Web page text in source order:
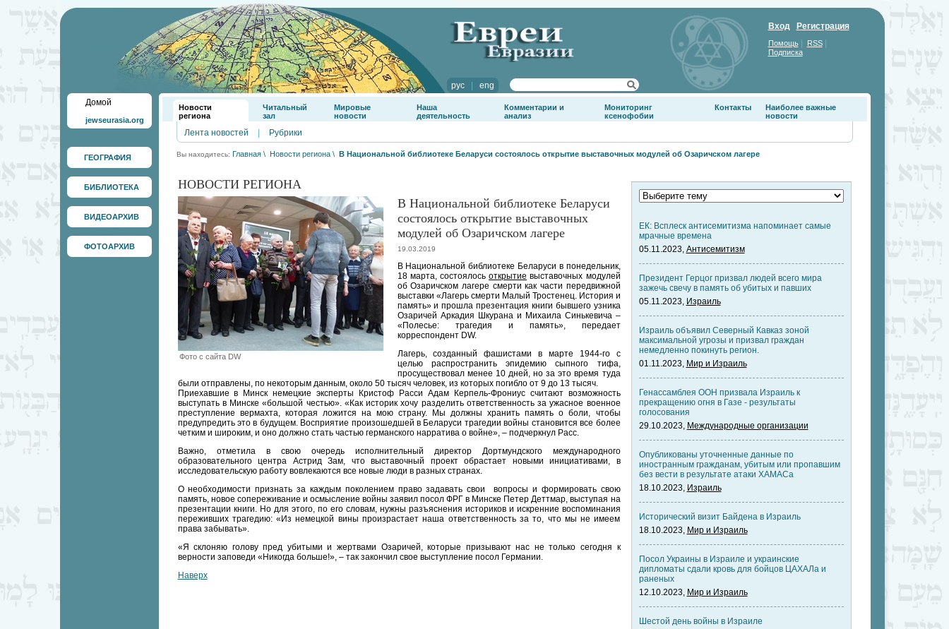
рус| eng
Вход Регистрация
Помощь| RSS|
Подписка
Домой
jewseurasia.org
ГЕОГРАФИЯ
БИБЛИОТЕКА
ВИДЕОАРХИВ
ФОТОАРХИВ
Новости
региона
Читальный
зал
Мировые
новости
Наша
деятельность
Комментарии и
анализ
Мониторинг
ксенофобии
Контакты
Наиболее важные
новости
Лента новостей Рубрики
Вы находитесь: Главная \ Новости региона \ В Национальной библиотеке Беларуси состоялось открытие выставочных модулей об Озаричском лагере
НОВОСТИ РЕГИОНА
Фото с сайта DW
В Национальной библиотеке Беларуси
состоялось открытие выставочных
модулей об Озаричском лагере
19.03.2019
В Национальной библиотеке Беларуси в понедельник,
18 марта, состоялосьоткрытие выставочных модулей
об Озаричском лагере смерти как части передвижной
выставки «Лагерь смерти Малый Тростенец. История и
память» и прошла презентация книги бывшего узника
Озаричей Аркадия Шкурана и Михаила Синькевича –
«Полесье: трагедия и память», передает
корреспондент DW.
Лагерь, созданный фашистами в марте 1944-го с
целью распространить эпидемию сыпного тифа,
просуществовал менее 10 дней, но за это время туда
были отправлены, по некоторым данным, около 50 тысяч человек, из которых погибло от 9 до 13 тысяч.
Приехавшие в Минск немецкие эксперты Кристоф Расси Адам Керпель-Фрониус считают возможность
выступать в Минске «большой честью». «Как историк хочу разделить ответственность за ужасное военное
преступление вермахта, которая ложится на мою страну. Мы должны хранить память о боли, чтобы
предупредить это в будущем. Восприятие произошедшей в Беларуси трагедии войны становится все более
четким и широким, и оно должно стать частью германского нарратива о войне», – подчеркнул Расс.
Важно, отметила в свою очередь исполнительный директор Дортмундского международного
образовательного центра Астрид Зам, что выставочный проект обрастает новыми инициативами, в
исследовательскую работу вовлекаются все новые люди в разных странах.
О необходимости признать за каждым поколением право задавать свои вопросы и формировать свою
память, новое сопереживание и осмысление войны заявил посол ФРГ в Минске Петер Деттмар, выступая на
презентации книги. Но для этого, по его словам, нужны разъяснения историков и искренние воспоминания
переживших трагедию: «Из немецкой вины произрастает наша ответственность за то, что мы не имеем
права забывать».
«Я склоняю голову пред убитыми и жертвами Озаричей, которые призывают нас не только сегодня к
верности заповеди «Никогда больше!», – так закончил свое выступление посол Германии.
Наверх
ЕК: Всплеск антисемитизма напоминает самые
мрачные времена
05.11.2023, Антисемитизм
Президент Герцог призвал людей всего мира
зажечь свечу в память об убитых и павших
05.11.2023, Израиль
Израиль объявил Северный Кавказ зоной
максимальной угрозы и призвал граждан
немедленно покинуть регион.
01.11.2023, Мир и Израиль
Генассамблея ООН призвала Израиль к
прекращению огня в Газе - результаты
голосования
29.10.2023, Международные организации
Опубликованы уточненные данные по
иностранным гражданам, убитым или пропавшим
без вести в результате атаки ХАМАСа
18.10.2023, Израиль
Исторический визит Байдена в Израиль
18.10.2023, Мир и Израиль
Посол Украины в Израиле и украинские
дипломаты сдали кровь для бойцов ЦАХАЛа и
раненых
12.10.2023, Мир и Израиль
Шестой день войны в Израиле